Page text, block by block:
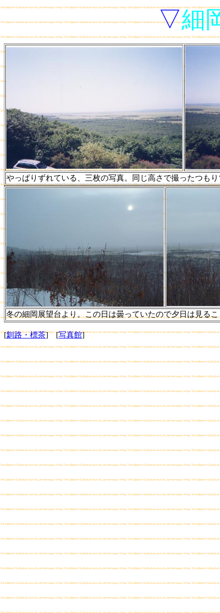
▽細
やっぱりずれている、三枚の写真。同じ高さで撮ったつも
冬の細岡展望台より。この日は曇っていたので夕日は見る
[釧路・標茶] [写真館]